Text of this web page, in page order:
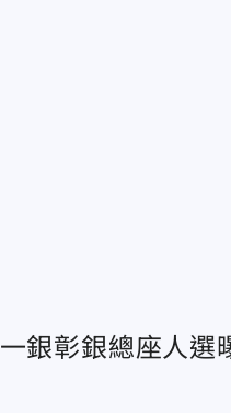
銀彰銀總座人選